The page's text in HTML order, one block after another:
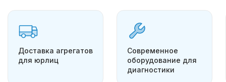
Доставка агрегатов
для юрлиц
Современное
оборудование для
диагностики